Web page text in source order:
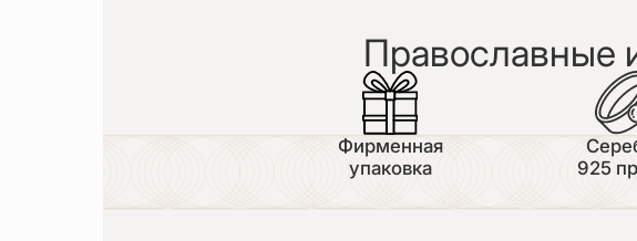
Православные
Фирменная
упаковка
925